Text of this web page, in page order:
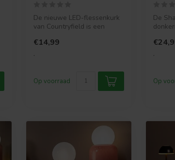
De nieuwe LED-flessenkurk
van Countryfield is een
verlichting....
€14,99
.
Op voorraad
De
.
Op